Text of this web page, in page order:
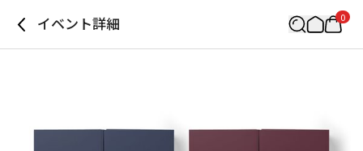
イベント詳細 0